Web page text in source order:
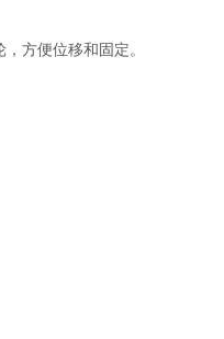
方便位移和固定。